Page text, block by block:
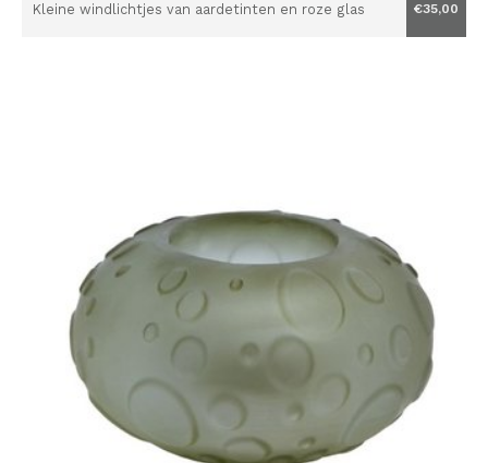
Kleine windlichtjes van aardetinten en roze glas €35,00